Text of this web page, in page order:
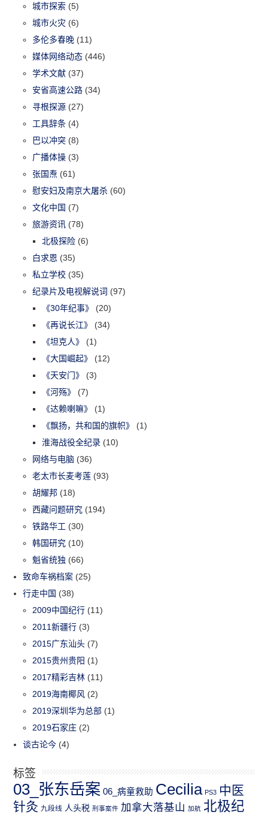
城市探索 (5)
城市火灾 (6)
多伦多春晚 (11)
媒体网络动态 (446)
学术文献 (37)
安省高速公路 (34)
寻根探源 (27)
工具辞条 (4)
巴以冲突 (8)
广播体操 (3)
张国焘 (61)
慰安妇及南京大屠杀 (60)
文化中国 (7)
旅游资讯 (78)
北极探险 (6)
白求恩 (35)
私立学校 (35)
纪录片及电视解说词 (97)
《30年纪事》
(20)
《再说长江》
(34)
《坦克人》
(1)
《大国崛起》
(12)
《天安门》
(3)
《河殇》
(7)
《达赖喇嘛》
(1)
《飘扬，共和国的旗帜》
(1)
淮海战役全纪录 (10)
网络与电脑 (36)
老太市长麦考莲 (93)
胡耀邦 (18)
西藏问题研究 (194)
铁路华工 (30)
韩国研究 (10)
魁省统独 (66)
致命车祸档案 (25)
行走中国 (38)
2009中国纪行 (11)
2011新疆行 (3)
2015广东汕头 (7)
2015贵州贵阳 (1)
2017精彩吉林 (11)
2019海南椰风 (2)
2019深圳华为总部 (1)
2019石家庄 (2)
谈古论今 (4)
标签
03_张东岳案 06_病童救助 Cecilia PS3 中医
针灸 九段线 人头税 刑事案件 加拿大落基山 加航 北极纪